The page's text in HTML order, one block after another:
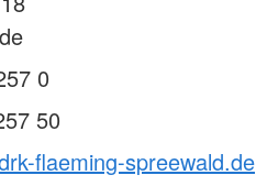
0
50
flaeming-spreewald.de